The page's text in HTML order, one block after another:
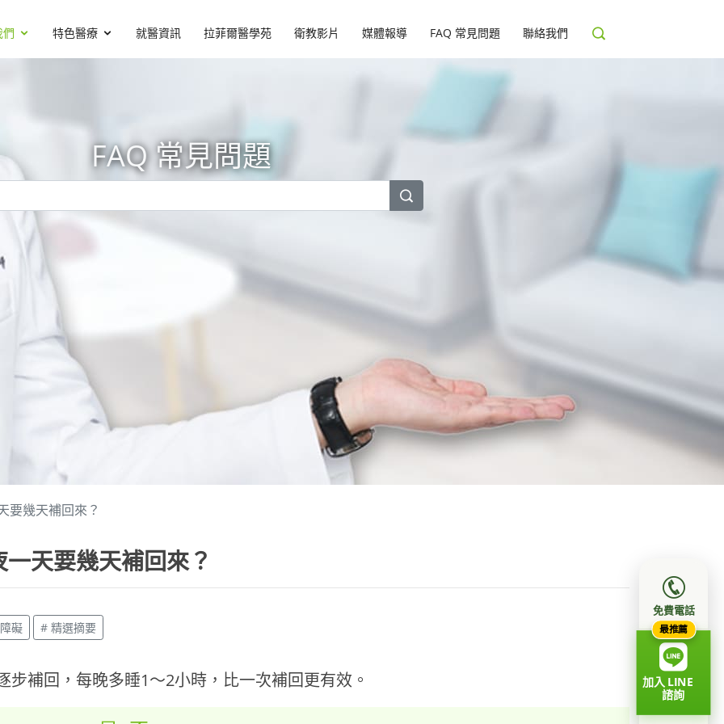
們 特色醫療 就醫資訊 拉菲爾醫學苑 衛教影片 媒體報導 FAQ 常見問題 聯絡我們
FAQ 常見問題
要幾天補回來？
一天要幾天補回來？
礙 # 精選摘要
步補回，每晚多睡1～2小時，比一次補回更有效。
免費電話
最推薦
加入 LINE
諮詢